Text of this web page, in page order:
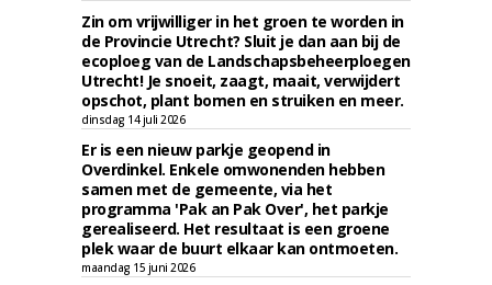
Zin om vrijwilliger in het groen te worden in
de Provincie Utrecht? Sluit je dan aan bij de
ecoploeg van de Landschapsbeheerploegen
Utrecht! Je snoeit, zaagt, maait, verwijdert
opschot, plant bomen en struiken en meer.
dinsdag 14 juli 2026
Er is een nieuw parkje geopend in
Overdinkel. Enkele omwonenden hebben
samen met de gemeente, via het
programma 'Pak an Pak Over', het parkje
gerealiseerd. Het resultaat is een groene
plek waar de buurt elkaar kan ontmoeten.
maandag 15 juni 2026